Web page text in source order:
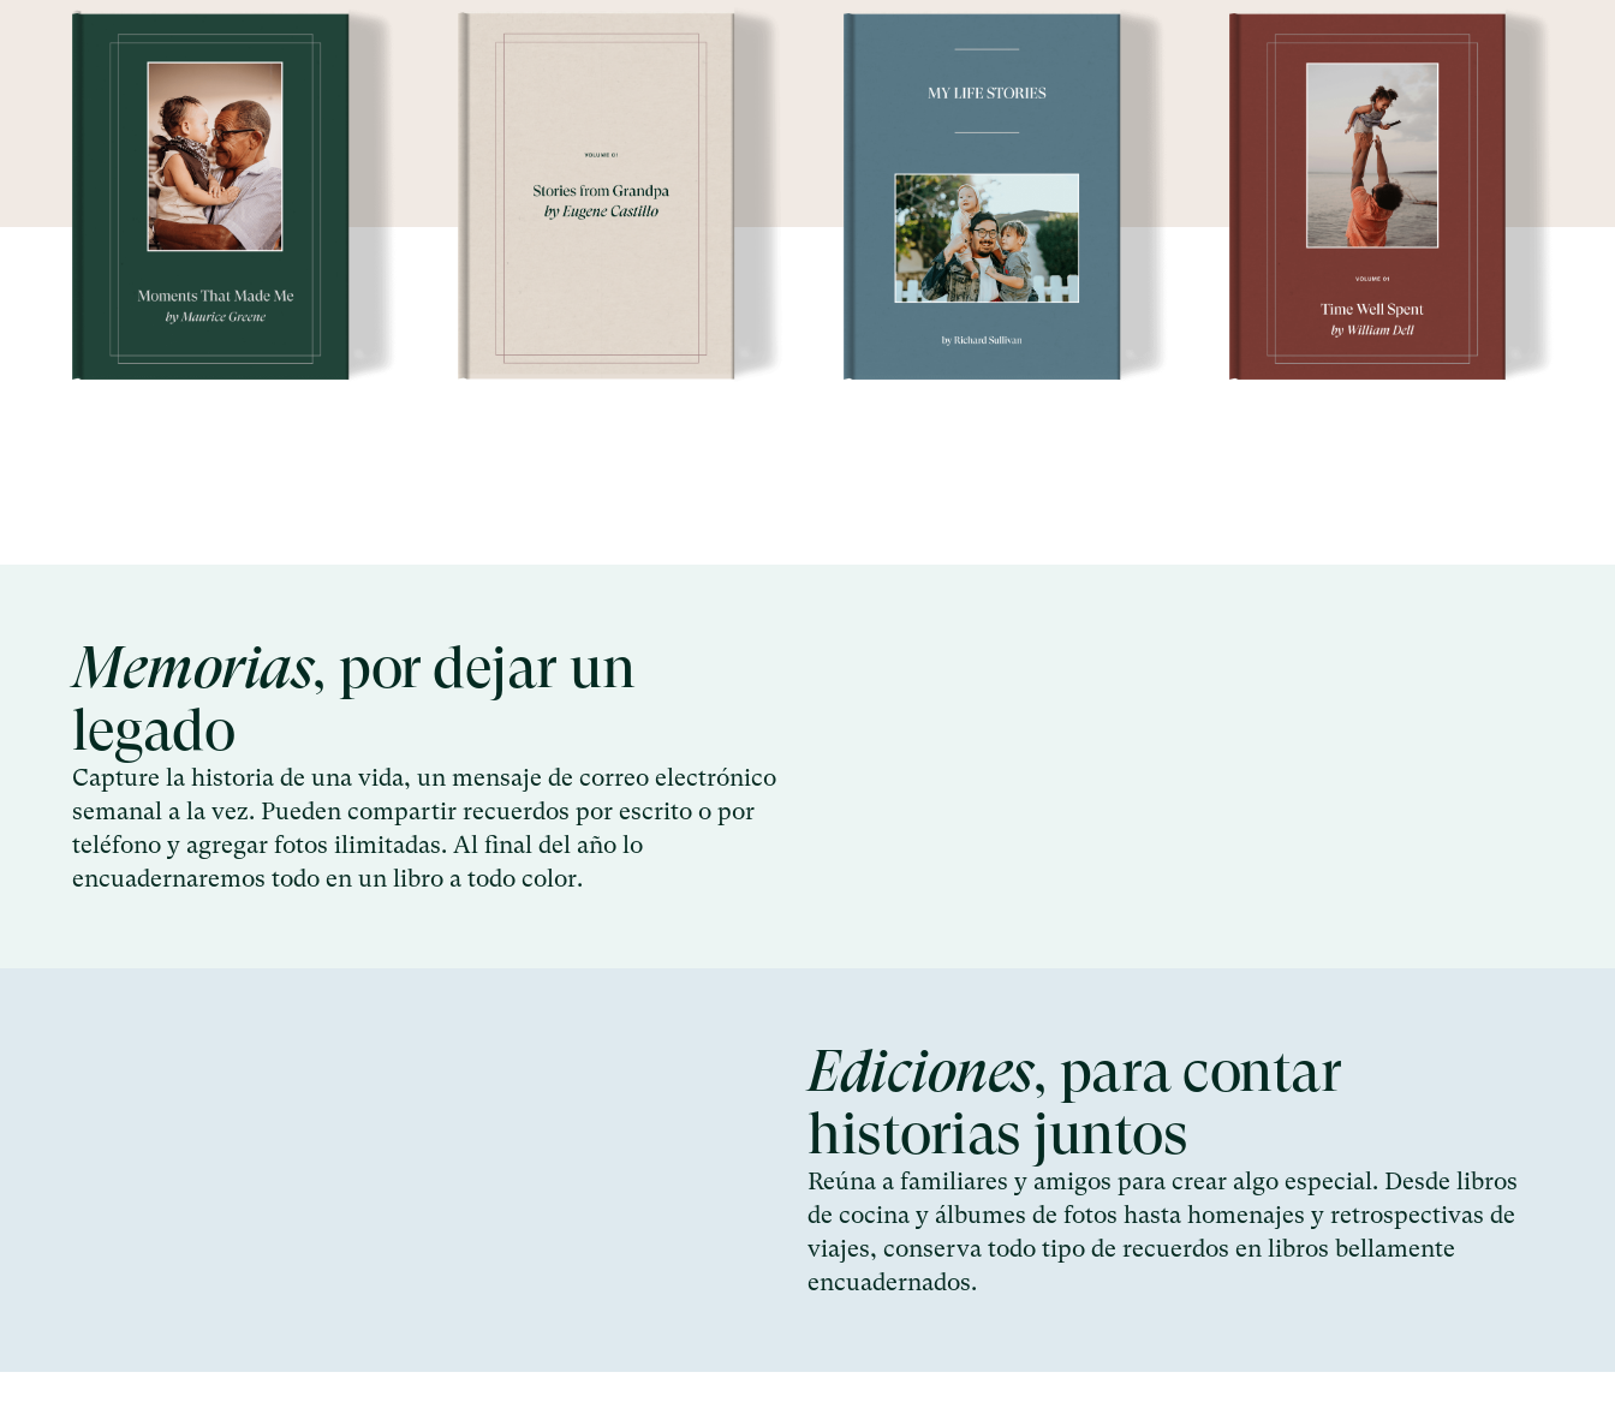
Memorias, por dejar un
legado
Capture la historia de una vida, un mensaje de correo electrónico
semanal a la vez. Pueden compartir recuerdos por escrito o por
teléfono y agregar fotos ilimitadas. Al final del año lo
encuadernaremos todo en un libro a todo color.
Ediciones, para contar
historias juntos
Reúna a familiares y amigos para crear algo especial. Desde libros
de cocina y álbumes de fotos hasta homenajes y retrospectivas de
viajes, conserva todo tipo de recuerdos en libros bellamente
encuadernados.